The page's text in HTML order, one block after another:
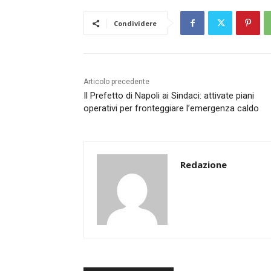
Condividere
Articolo precedente
Il Prefetto di Napoli ai Sindaci: attivate piani
operativi per fronteggiare l’emergenza caldo
Redazione